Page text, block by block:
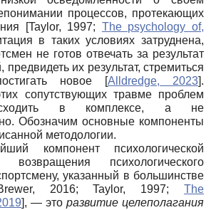
процессов, протекающих
[Taylor, 1997; The psychology of,
в таких условиях затруднена,
не готов отвечать за результат
предвидеть их результат, стремиться
новое
[Alldredge, 2023].
сопутствующих травме проблем
в комплексе, а не
Обозначим основные компоненты
методологии.
компонент психологической
психологического
указанный в большинстве
2016;Taylor, 1997;The
], — это развитие целеполагания